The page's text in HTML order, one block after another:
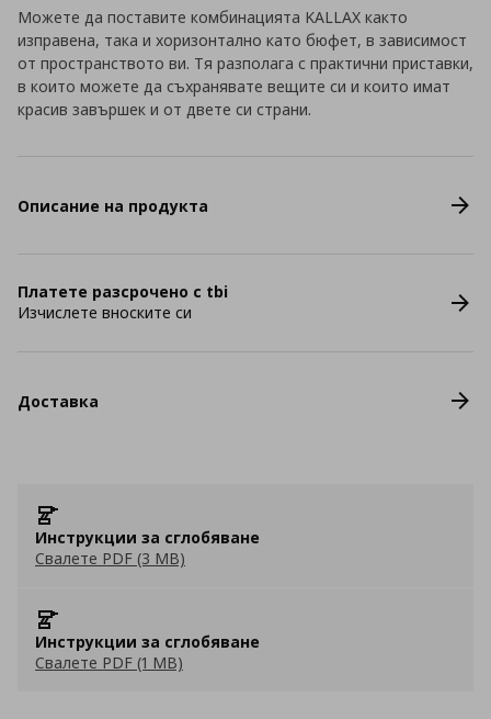
Можете да поставите комбинацията KALLAX както
изправена, така и хоризонтално като бюфет, в зависимост
от пространството ви. Тя разполага с практични приставки,
в които можете да съхранявате вещите си и които имат
красив завършек и от двете си страни.
Описание на продукта
Платете разсрочено с tbi
Изчислете вноските си
Доставка
Инструкции за сглобяване
Свалете PDF (3 MB)
Инструкции за сглобяване
Свалете PDF (1 MB)